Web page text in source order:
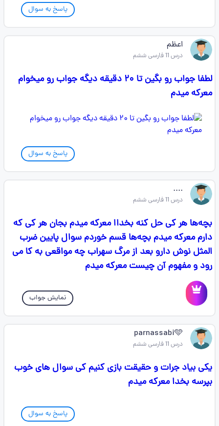
پاسخ به سوال
اعظم
درس 11 فارسی ششم
لطفا جواب رو بگین تا ۲۰ دقیقه دیگه جواب رو میخوام
معرکه میدم
پاسخ به سوال
....
درس 11 فارسی ششم
بچه‌ها هر کی حل کنه بخداا معرکه میدم بجان هر کی که
دارم معرکه میدم بچه‌ها قسم خوردم سوال پایین ضرب
المثل نوش دارو بعد از مرگ سهراب چه مواقعی به کا می
رود و مفهوم آن چیست معرکه میدم
نمایش جواب
parnassabi🩵
درس 11 فارسی ششم
یکی بیاد جرات و حقیقت بازی کنیم کی سوال های خوب
بپرسه بخدا معرکه میدم
پاسخ به سوال